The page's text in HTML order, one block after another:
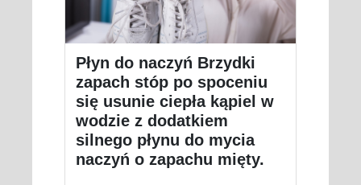
Płyn do naczyń Brzydki
zapach stóp po spoceniu
się usunie ciepła kąpiel w
wodzie z dodatkiem
silnego płynu do mycia
naczyń o zapachu mięty.